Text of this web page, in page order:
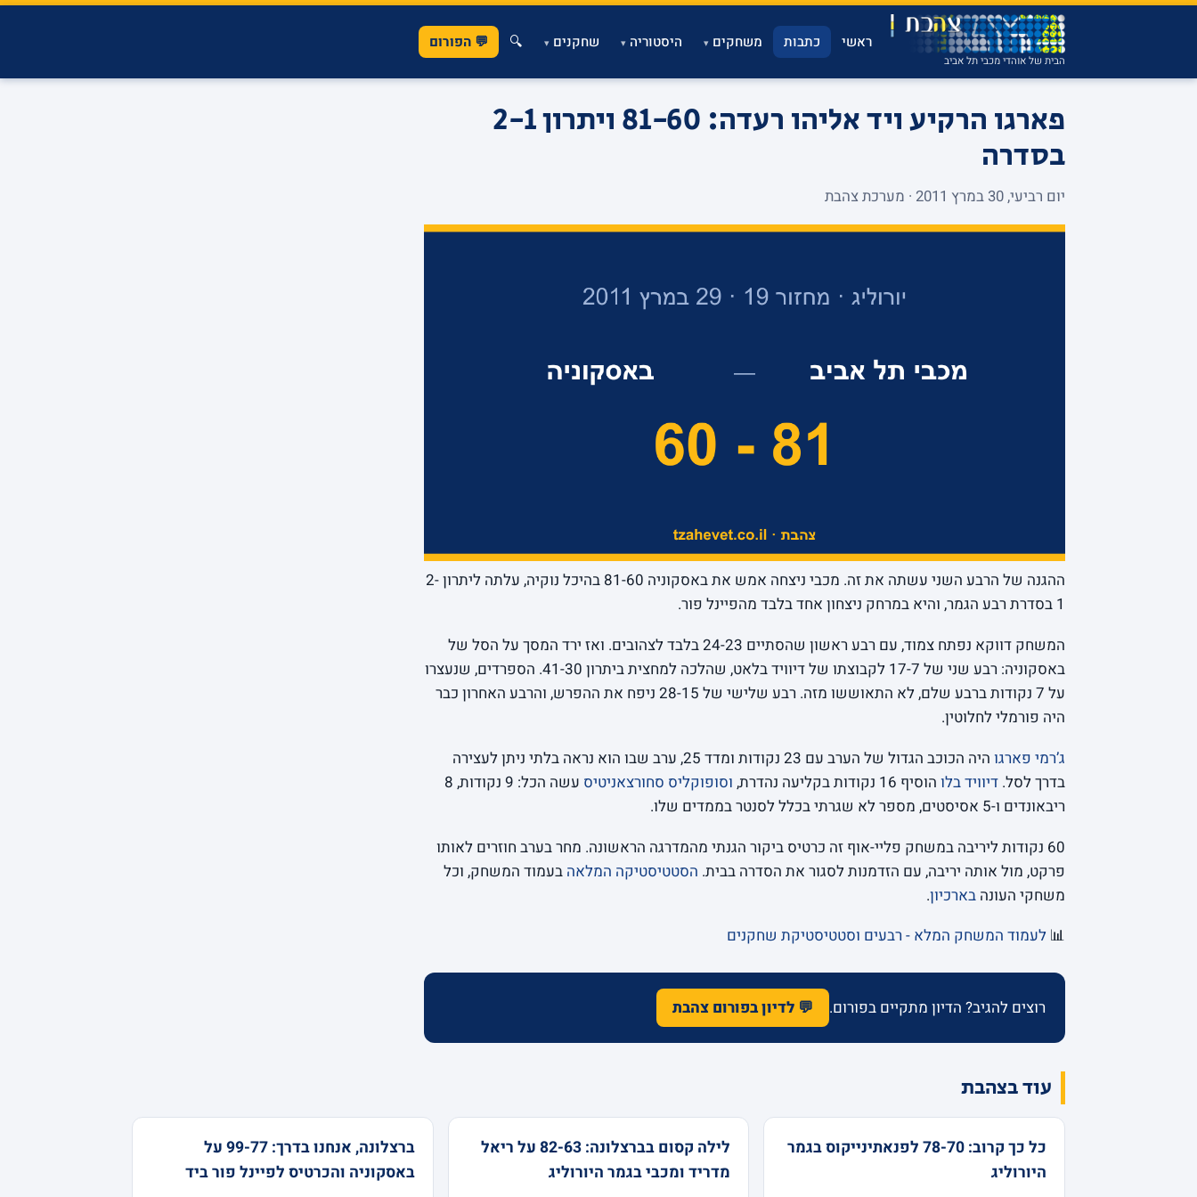
הבית של אוהדי מכבי תל אביב
ראשי כתבות משחקים▾ היסטוריה▾ שחקנים▾
🔍 💬 הפורום
פארגו הרקיע ויד אליהו רעדה: 81-60 ויתרון 2-1
בסדרה
יום רביעי, 30 במרץ 2011 · מערכת צהבת
ההגנה של הרבע השני עשתה את זה. מכבי ניצחה אמש את באסקוניה 81-60 בהיכל נוקיה, עלתה ליתרון 2-
1 בסדרת רבע הגמר, והיא במרחק ניצחון אחד בלבד מהפיינל פור.
המשחק דווקא נפתח צמוד, עם רבע ראשון שהסתיים 24-23 בלבד לצהובים. ואז ירד המסך על הסל של
באסקוניה: רבע שני של 17-7 לקבוצתו של דיוויד בלאט, שהלכה למחצית ביתרון 41-30. הספרדים, שנעצרו
על 7 נקודות ברבע שלם, לא התאוששו מזה. רבע שלישי של 28-15 ניפח את ההפרש, והרבע האחרון כבר
היה פורמלי לחלוטין.
ג’רמי פארגו
היה הכוכב הגדול של הערב עם 23 נקודות ומדד 25, ערב שבו הוא נראה בלתי ניתן לעצירה
בדרך לסל. דיוויד בלו הוסיף 16 נקודות בקליעה נהדרת, וסופוקליס סחורצאניטיס
עשה הכל: 9 נקודות, 8
ריבאונדים ו-5 אסיסטים, מספר לא שגרתי בכלל לסנטר בממדים שלו.
60 נקודות ליריבה במשחק פליי-אוף זה כרטיס ביקור הגנתי מהמדרגה הראשונה. מחר בערב חוזרים לאותו
פרקט, מול אותה יריבה, עם הזדמנות לסגור את הסדרה בבית. הסטטיסטיקה המלאה בעמוד המשחק, וכל
משחקי העונה בארכיון.
📊 לעמוד המשחק המלא - רבעים וסטטיסטיקת שחקנים
רוצים להגיב? הדיון מתקיים בפורום. 💬 לדיון בפורום צהבת
עוד בצהבת
כל כך קרוב: 78-70 לפנאתינייקוס בגמר
היורוליג
לילה קסום בברצלונה: 82-63 על ריאל
מדריד ומכבי בגמר היורוליג
ברצלונה, אנחנו בדרך: 99-77 על
באסקוניה והכרטיס לפיינל פור ביד